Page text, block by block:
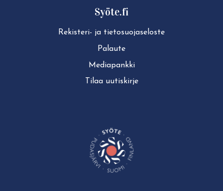
Syöte.fi
Rekisteri- ja tie­to­suo­ja­se­los­te
Palaute
Mediapankki
Tilaa uutiskirje